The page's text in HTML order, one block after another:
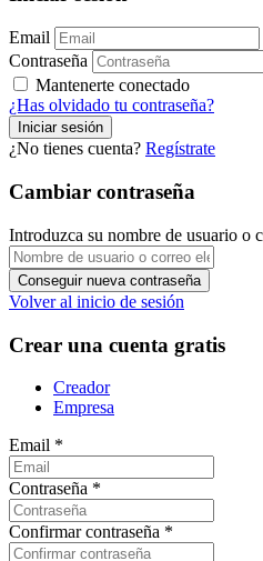
Email
Contraseña
Mantenerte conectado
¿Has olvidado tu contraseña?
¿No tienes cuenta? Regístrate
Cambiar contraseña
Introduzca su nombre de usuario o
Volver al inicio de sesión
Crear una cuenta gratis
Creador
Empresa
Email *
Contraseña *
Confirmar contraseña *